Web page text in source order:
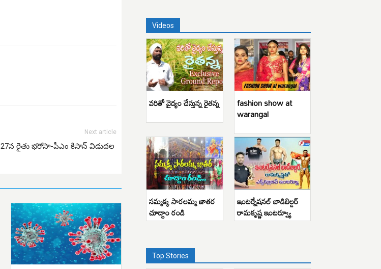
Next article
27న రైతు భరోసా-పీఎం కిసాన్‌ విడుదల
Videos
వరితో వైద్యం చేస్తున్న రైతన్న fashion show at
warangal
సమ్మక్క సారలమ్మ జాతర
చూద్దాం రండి
ఇంటర్నేషనల్ బాడిబిల్డర్
రామకృష్ణ ఇంటర్వ్యూ
Top Stories